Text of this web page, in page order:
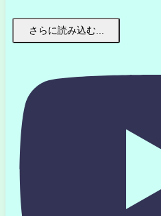
さらに読み込む...